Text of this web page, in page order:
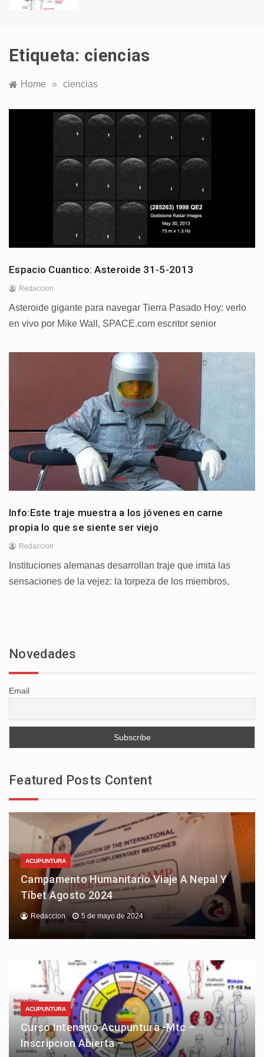
Etiqueta: ciencias
Home » ciencias
Espacio Cuantico: Asteroide 31-5-2013
Redaccion
Asteroide gigante para navegar Tierra Pasado Hoy: verlo
en vivo por Mike Wall, SPACE.com escritor senior
Info:Este traje muestra a los jóvenes en carne
propia lo que se siente ser viejo
Redaccion
Instituciones alemanas desarrollan traje que imita las
sensaciones de la vejez: la torpeza de los miembros,
Novedades
Email
Featured Posts Content
ACUPUNTURA
Campamento Humanitario Viaje A Nepal Y
Tíbet Agosto 2024
Redaccion 5 de mayo de 2024
ACUPUNTURA
Curso Intensivo Acupuntura -Mtc –
Inscripcion Abierta –